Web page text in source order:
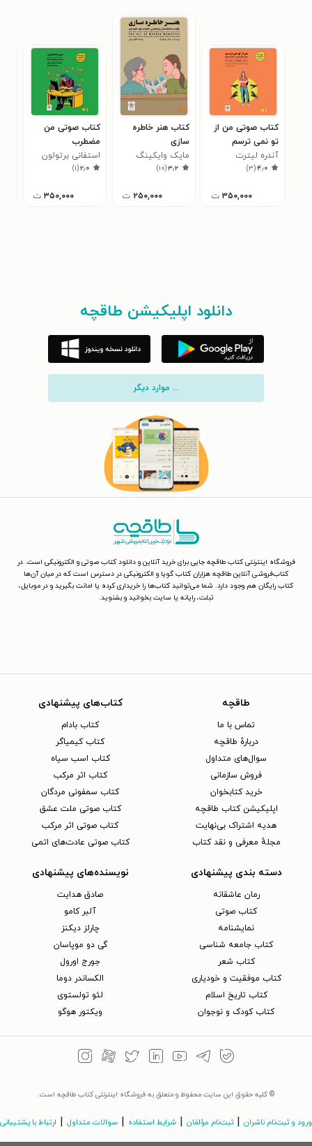
کتاب صوتی من از
تو نمی ترسم
آندره لیترت
۴٫۰(۳)
۳۵۰,۰۰۰ ت
کتاب هنر خاطره
سازی
مایک وایکینگ
۳٫۲(۱۰)
۲۵۰,۰۰۰ ت
کتاب صوتی من
مضطرب
استفانی برتولون
۲٫۰(۱)
۳۵۰,۰۰۰ ت
دانلود اپلیکیشن طاقچه
... موارد دیگر
فروشگاه اینترنتی کتاب طاقچه جایی برای خرید آنلاین و دانلود کتاب صوتی و الکترونیکی است. در
کتاب‌فروشی آنلاین طاقچه هزاران کتاب گویا و الکترونیکی در دسترس است که در میان آن‌ها
کتاب رایگان هم وجود دارد. شما می‌توانید کتاب‌ها را خریداری کرده یا امانت بگیرید و در موبایل،
تبلت، رایانه یا سایت بخوانید و بشنوید.
طاقچه
تماس با ما
دربارهٔ طاقچه
سوال‌های متداول
فروش سازمانی
خرید کتابخوان
اپلیکیشن کتاب طاقچه
هدیه اشتراک بی‌نهایت
مجلهٔ معرفی و نقد کتاب
کتاب‌های پیشنهادی
کتاب بادام
کتاب کیمیاگر
کتاب اسب سیاه
کتاب اثر مرکب
کتاب سمفونی مردگان
کتاب صوتی ملت عشق
کتاب صوتی اثر مرکب
کتاب صوتی عادت‌های اتمی
دسته بندی پیشنهادی
رمان عاشقانه
کتاب‌ صوتی
نمایشنامه
کتاب جامعه شناسی
کتاب شعر
کتاب موفقیت و خودیاری
کتاب تاریخ اسلام
کتاب کودک و نوجوان
نویسنده‌های پیشنهادی
صادق هدایت
آلبر کامو
چارلز دیکنز
گی دو موپاسان
جورج اورول
الکساندر دوما
لئو تولستوی
ویکتور هوگو
© کلیه حقوق این سایت محفوظ و متعلق به فروشگاه اینترنتی کتاب طاقچه است.
ورود و ثبت‌نام ناشران ثبت‌نام مؤلفان شرایط استفاده سوالات متداول ارتباط با پشتیبانی